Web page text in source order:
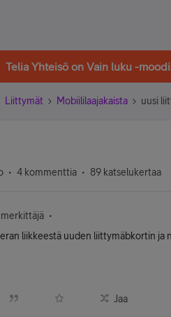
Telia Yhteisö on Vain luku -
Liittymät Mobiililaajakaista uusi
4 kommenttia 89 katselukertaa
liikkeestä uuden liittymäbkortin ja
Jaa